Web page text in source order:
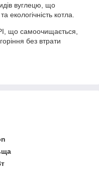
вуглецю, що
екологічність котла.
що самоочищається,
без втрати